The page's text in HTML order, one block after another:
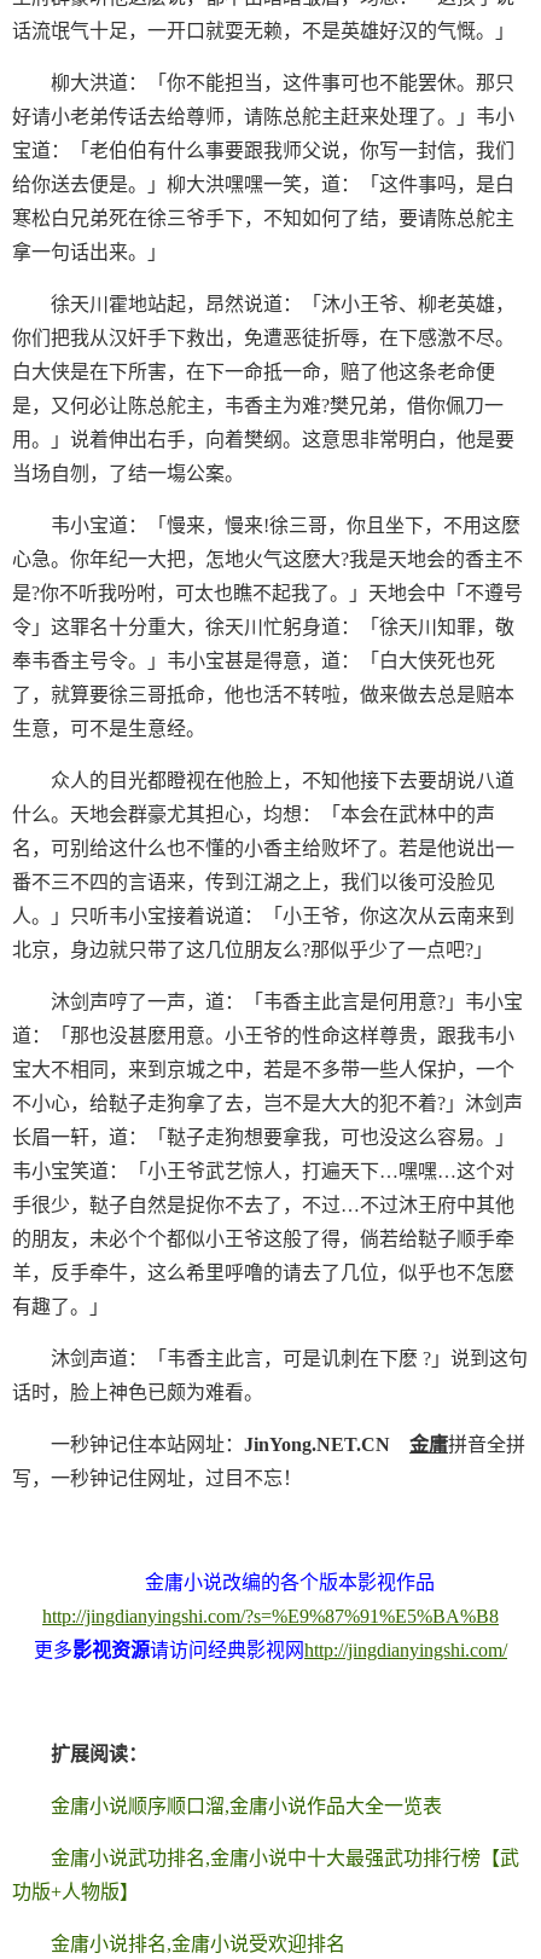
话流氓气十足，一开口就耍无赖，不是英雄好汉的气慨。」
柳大洪道：「你不能担当，这件事可也不能罢休。那只
好请小老弟传话去给尊师，请陈总舵主赶来处理了。」韦小
宝道：「老伯伯有什么事要跟我师父说，你写一封信，我们
给你送去便是。」柳大洪嘿嘿一笑，道：「这件事吗，是白
寒松白兄弟死在徐三爷手下，不知如何了结，要请陈总舵主
拿一句话出来。」
徐天川霍地站起，昂然说道：「沐小王爷、柳老英雄，
你们把我从汉奸手下救出，免遭恶徒折辱，在下感激不尽。
白大侠是在下所害，在下一命抵一命，赔了他这条老命便
是，又何必让陈总舵主，韦香主为难?樊兄弟，借你佩刀一
用。」说着伸出右手，向着樊纲。这意思非常明白，他是要
当场自刎，了结一塲公案。
韦小宝道：「慢来，慢来!徐三哥，你且坐下，不用这麽
心急。你年纪一大把，怎地火气这麽大?我是天地会的香主不
是?你不听我吩咐，可太也瞧不起我了。」天地会中「不遵号
令」这罪名十分重大，徐天川忙躬身道：「徐天川知罪，敬
奉韦香主号令。」韦小宝甚是得意，道：「白大侠死也死
了，就算要徐三哥抵命，他也活不转啦，做来做去总是赔本
生意，可不是生意经。
众人的目光都瞪视在他脸上，不知他接下去要胡说八道
什么。天地会群豪尤其担心，均想：「本会在武林中的声
名，可别给这什么也不懂的小香主给败坏了。若是他说出一
番不三不四的言语来，传到江湖之上，我们以後可没脸见
人。」只听韦小宝接着说道：「小王爷，你这次从云南来到
北京，身边就只带了这几位朋友么?那似乎少了一点吧?」
沐剑声哼了一声，道：「韦香主此言是何用意?」韦小宝
道：「那也没甚麽用意。小王爷的性命这样尊贵，跟我韦小
宝大不相同，来到京城之中，若是不多带一些人保护，一个
不小心，给鞑子走狗拿了去，岂不是大大的犯不着?」沐剑声
长眉一轩，道：「鞑子走狗想要拿我，可也没这么容易。」
韦小宝笑道：「小王爷武艺惊人，打遍天下…嘿嘿…这个对
手很少，鞑子自然是捉你不去了，不过…不过沐王府中其他
的朋友，未必个个都似小王爷这般了得，倘若给鞑子顺手牵
羊，反手牵牛，这么希里呼噜的请去了几位，似乎也不怎麽
有趣了。」
沐剑声道：「韦香主此言，可是讥刺在下麽 ?」说到这句
话时，脸上神色已颇为难看。
一秒钟记住本站网址： JinYong.NET.CN 金庸拼音全拼
写，一秒钟记住网址，过目不忘！
金庸小说改编的各个版本影视作品
http://jingdianyingshi.com/?s=%E9%87%91%E5%BA%B8
更多影视资源请访问经典影视网http://jingdianyingshi.com/
扩展阅读：
金庸小说顺序顺口溜,金庸小说作品大全一览表
金庸小说武功排名,金庸小说中十大最强武功排行榜【武
功版+人物版】
金庸小说排名,金庸小说受欢迎排名